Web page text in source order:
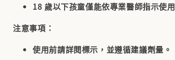
18 歲以下孩童僅能依專業醫師指示使用
注意事項 ：
使用前請詳閱標示，並遵循建議劑量。